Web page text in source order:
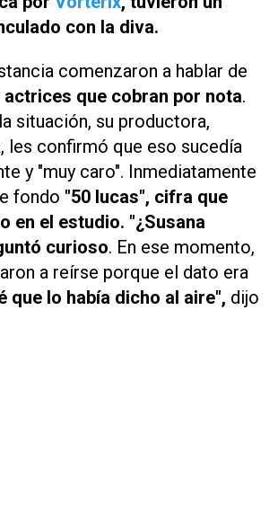
con la diva.
comenzaron a hablar de
que cobran por nota.
situación, su productora,
les confirmó que eso sucedía
y "muy caro". Inmediatamente
fondo "50 lucas", cifra que
en el estudio. "¿Susana
curioso. En ese momento,
a reírse porque el dato era
que lo había dicho al aire", dijo